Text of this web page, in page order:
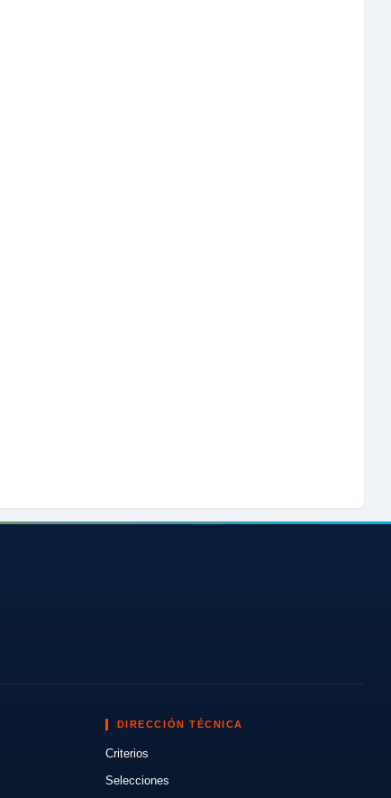
DIRECCIÓN TÉCNICA
Criterios
Selecciones